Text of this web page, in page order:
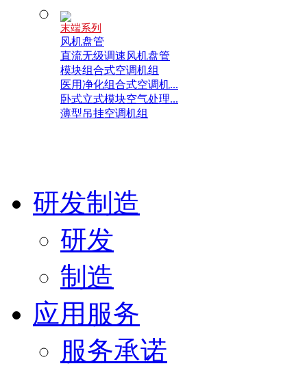
末端系列
风机盘管
直流无级调速风机盘管
模块组合式空调机组
医用净化组合式空调机...
卧式立式模块空气处理...
薄型吊挂空调机组
研发制造
研发
制造
应用服务
服务承诺